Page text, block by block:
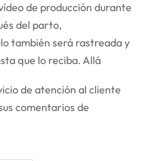
de producción durante
del parto,
también será rastreada y
que lo reciba. Allá
de atención al cliente
comentarios de